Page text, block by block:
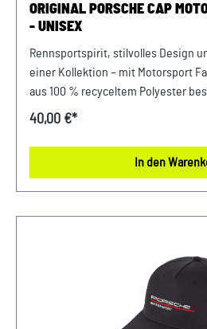
ORIGINAL PORSCHE CAP
- UNISEX
Rennsportspirit, stilvolles Design
einer Kollektion – mit Motorsport
aus 100 % recyceltem Polyester
over-Print inspiriert von der
Netzstoff sorgt für erfrischende
Motorsport-Fans einen kühlen Kopf
Tarnfolierung des 911 GT3 R
Hinten Netzstoff Verschluss mit
aufgenähtes Porsche Motorport-Label vorne
210 mm x 185 mm x 120 mm
40,00 €*
In den